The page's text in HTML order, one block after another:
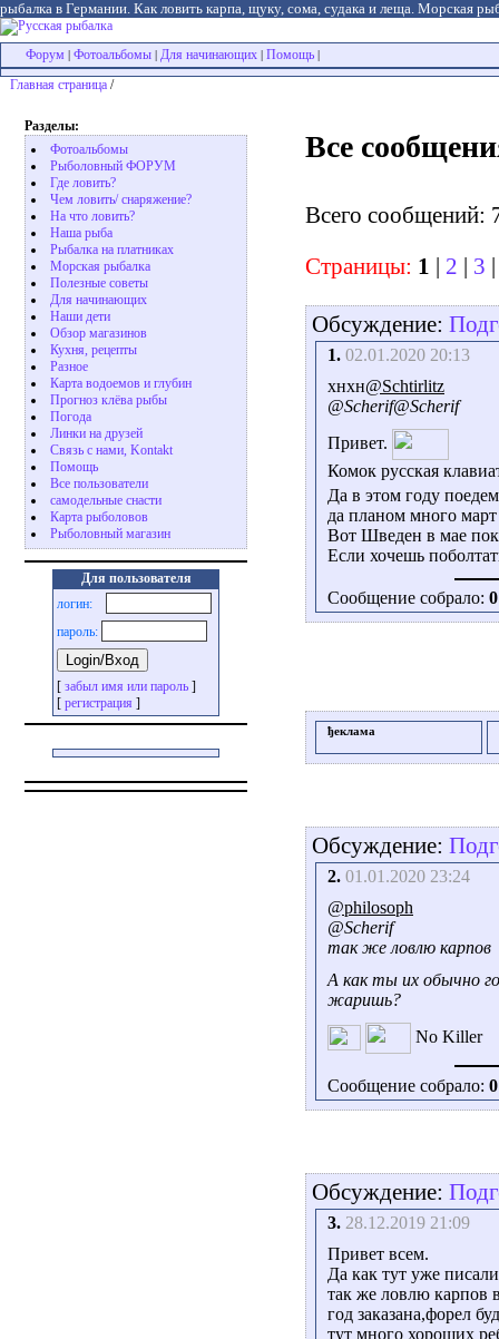
рыбалка в Германии. Как ловить карпа, щуку, сома, судака и леща. Морская
Форум Фотоальбомы Для начинающих Помощь
Главная страница /
Разделы:
Фотоальбомы
Рыболовный ФОРУМ
Где ловить?
Чем ловить/ снаряжение?
На что ловить?
Наша рыба
Рыбалка на платниках
Морская рыбалка
Полезные советы
Для начинающих
Наши дети
Обзор магазинов
Кухня, рецепты
Разное
Карта водоемов и глубин
Прогноз клёва рыбы
Погода
Линки на друзей
Связь с нами, Kontakt
Помощь
Все пользователи
самодельные снасти
Карта рыболовов
Рыболовный магазин
Для пользователя
логин:
пароль:
[ забыл имя или пароль ]
[ регистрация ]
Все
Всего сообщений:
Страницы: 1 2 3
Обсуждение:
1. 02.01.2020 20:13
хнхн@Schtirlitz
@Scherif@Scherif
Привет.
Комок русская
Да в этом году
да планом много
Вот Шведен в мае
Если хочешь
Сообщение собрало: 0
ђеклама
Обсуждение:
2. 01.01.2020 23:24
@philosoph
@Scherif
так же ловлю карпов
А как ты их обычно
жаришь?
No Killer
Сообщение собрало: 0
Обсуждение:
3. 28.12.2019 21:09
Привет всем.
Да как тут уже
так же ловлю карпов
год заказана,форел
тут много хороших